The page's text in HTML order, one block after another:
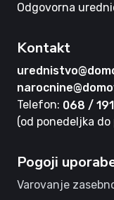
Odgovorna
Kontakt
Telefon: 068 /
(od ponedeljka
Pogoji
Varovanje